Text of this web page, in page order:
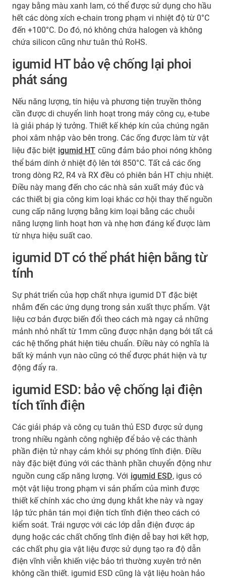
ngay bằng màu xanh lam, có thể được sử dụng cho hầu
hết các dòng xích e-chain trong phạm vi nhiệt độ từ 0°C
đến +100°C. Do đó, nó không chứa halogen và không
chứa silicon cũng như tuân thủ RoHS.
igumid HT bảo vệ chống lại phoi
phát sáng
Nếu năng lượng, tín hiệu và phương tiện truyền thông
cần được di chuyển linh hoạt trong máy công cụ, e-tube
là giải pháp lý tưởng. Thiết kế khép kín của chúng ngăn
phoi xâm nhập vào bên trong. Các ống được làm từ vật
liệu đặc biệt igumid HT cũng đảm bảo phoi nóng không
thể bám dính ở nhiệt độ lên tới 850°C. Tất cả các ống
trong dòng R2, R4 và RX đều có phiên bản HT chịu nhiệt.
Điều này mang đến cho các nhà sản xuất máy đúc và
các thiết bị gia công kim loại khác cơ hội thay thế nguồn
cung cấp năng lượng bằng kim loại bằng các chuỗi
năng lượng linh hoạt hơn và nhẹ hơn đáng kể được làm
từ nhựa hiệu suất cao.
igumid DT có thể phát hiện bằng từ
tính
Sự phát triển của hợp chất nhựa igumid DT đặc biệt
nhắm đến các ứng dụng trong sản xuất thực phẩm. Vật
liệu cơ bản được biến đổi theo cách mà ngay cả những
mảnh nhỏ nhất từ 1mm cũng được nhận dạng bởi tất cả
các hệ thống phát hiện tiêu chuẩn. Điều này có nghĩa là
bất kỳ mảnh vụn nào cũng có thể được phát hiện và tự
động đẩy ra.
igumid ESD: bảo vệ chống lại điện
tích tĩnh điện
Các giải pháp và công cụ tuân thủ ESD được sử dụng
trong nhiều ngành công nghiệp để bảo vệ các thành
phần điện tử nhạy cảm khỏi sự phóng tĩnh điện. Điều
này đặc biệt đúng với các thành phần chuyển động như
nguồn cung cấp năng lượng. Với igumid ESD, igus có
một vật liệu trong phạm vi sản phẩm của mình được
thiết kế chính xác cho ứng dụng khắt khe này và ngay
lập tức phân tán mọi điện tích tĩnh điện theo cách có
kiểm soát. Trái ngược với các lớp dẫn điện được áp
dụng hoặc các chất chống tĩnh điện dễ bay hơi kết hợp,
các chất phụ gia vật liệu được sử dụng tạo ra độ dẫn
điện vĩnh viễn khiến việc bảo trì thường xuyên trở nên
không cần thiết. igumid ESD cũng là vật liệu hoàn hảo